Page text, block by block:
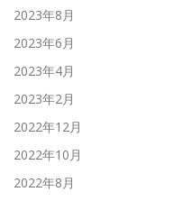
2023年8月
2023年6月
2023年4月
2023年2月
2022年12月
2022年10月
2022年8月